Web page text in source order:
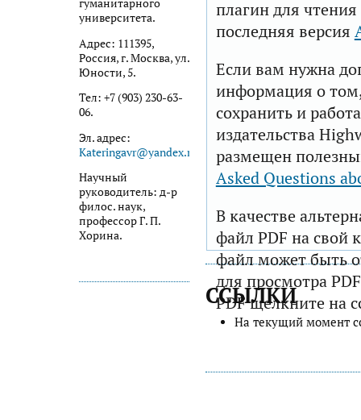
гуманитарного
университета.
Адрес: 111395,
Россия, г. Москва, ул.
Юности, 5.
Тел: +7 (903) 230-63-
06.
Эл. адрес:
Kateringavr@yandex.ru
Научный
руководитель: д-р
филос. наук,
профессор Г. П.
Хорина.
плагин для
последняя версия
Если вам нужна
информация о том,
сохранить и
издательства
размещен
Asked Questions
В качестве
файл PDF на свой
файл может быть
для просмотра
PDF щелкните на
ССЫЛКИ
На текущий момент